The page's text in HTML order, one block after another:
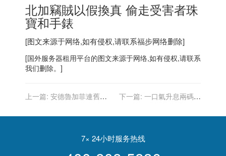
北加竊賊以假換真 偷走受害者珠
寶和手錶
[图文来源于网络,如有侵权,请联系福步网络删除]
[国外服务器租用平台的图文来源于网络,如有侵权,请联系
我们删除。]
上一篇: 安德魯加菲連舊愛
人」罵混蛋
下一篇: 一口氣升息兩碼？
大動作
7× 24小时服务热线